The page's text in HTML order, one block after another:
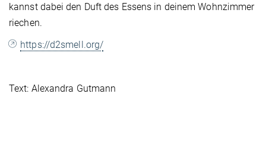
kannst dabei den Duft des Essens in deinem Wohnzimmer
riechen.
https://d2smell.org/
Text: Alexandra Gutmann